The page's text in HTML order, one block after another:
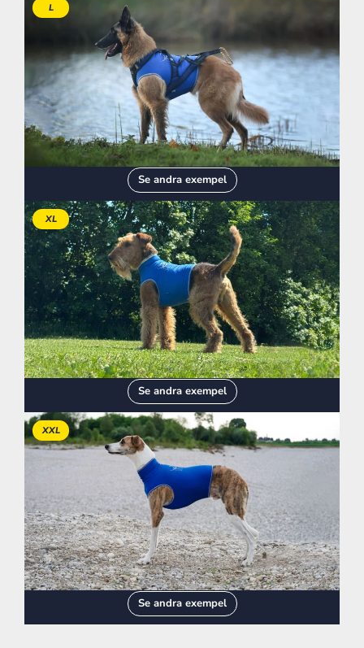
L
Se andra exempel
XL
Se andra exempel
XXL
Se andra exempel